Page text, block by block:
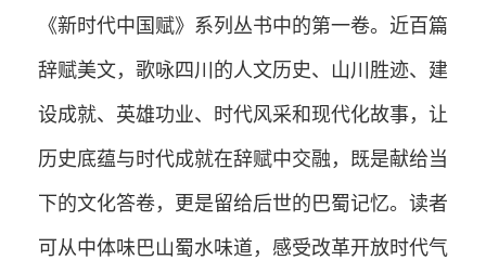
《新时代中国赋》系列丛书中的第一卷。近百篇
辞赋美文，歌咏四川的人文历史、山川胜迹、建
设成就、英雄功业、时代风采和现代化故事，让
历史底蕴与时代成就在辞赋中交融，既是献给当
下的文化答卷，更是留给后世的巴蜀记忆。读者
可从中体味巴山蜀水味道，感受改革开放时代气